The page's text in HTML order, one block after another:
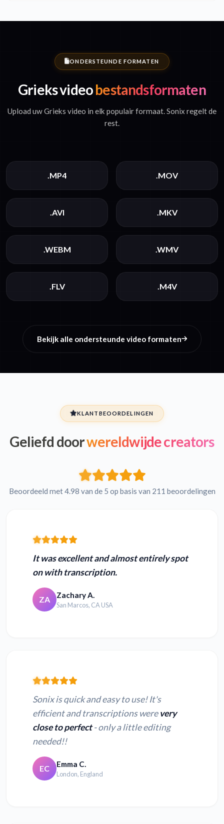
ONDERSTEUNDE FORMATEN
Grieks videobestandsformaten
Upload uw Grieks video in elk populair formaat. Sonix regelt de
rest.
.MP4 .MOV
.AVI .MKV
.WEBM .WMV
.FLV .M4V
Bekijk alle ondersteunde video formaten
KLANTBEOORDELINGEN
Geliefd doorwereldwijde creators
Beoordeeld met 4.98 van de 5 op basis van 211 beoordelingen
It was excellent and almost entirely spot
on with transcription.
ZA Zachary A.
San Marcos, CA USA
Sonix is quick and easy to use! It's
efficient and transcriptions werevery
close to perfect- only a little editing
needed!!
EC Emma C.
London, England